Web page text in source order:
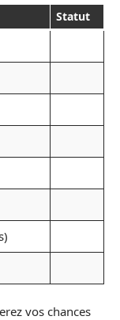
Statut
vos chances